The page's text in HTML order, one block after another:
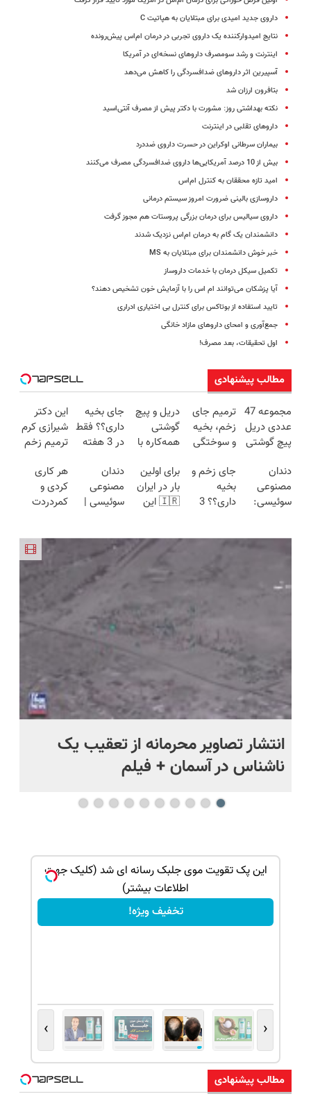
داروی جدید امیدی برای مبتلایان به هپاتیت C
نتایج امیدوارکننده یک داروی تجربی در درمان ام‌اس پیش‌رونده
اینترنت و رشد سومصرف داروهای نسخه‌ای در آمریکا
آسپیرین اثر داروهای ضدافسردگی را کاهش می‌دهد
بتافرون ارزان شد
نکته بهداشتی روز: مشورت با دکتر پیش از مصرف آنتی‌اسید
داروهای تقلبی در اینترنت
بیماران سرطانی اوکراین در حسرت داروی ضددرد
بیش از 10 درصد آمریکایی‌ها داروی ضدافسردگی مصرف می‌کنند
امید تازه محققان به کنترل ام‌اس
داروسازی بالینی ضرورت امروز سیستم درمانی
داروی سیالیس برای درمان بزرگی پروستات هم مجوز گرفت
دانشمندان یک گام به درمان ام‌اس نزدیک شدند
خبر خوش دانشمندان برای مبتلایان به MS
تکمیل سیکل درمان با خدمات داروساز
آیا پزشکان می‌توانند ام اس را با آزمایش خون تشخیص دهند؟
تایید استفاده از بوتاکس برای کنترل بی اختیاری ادراری
جمع‌آوری و امحای داروهای مازاد خانگی
اول تحقیقات، بعد مصرف!
مطالب پیشنهادی
مجموعه 47
عددی دریل
پیچ گوشتی
(تخفیف به
مدت
محدود)
ترمیم جای
زخم، بخیه
و سوختگی
هفته!!😍
دریل و پیچ
گوشتی
همه‌کاره با
هوشمند ⚙️
(نصف
قیمت بازار
جای بخیه
داری؟؟ فقط
در 3 هفته
کن!😍
این دکتر
شیرازی کرم
ترمیم زخم
ساخت!!!
دندان
مصنوعی
سوئیسی:
پرداخت
قسطی
جای زخم و
بخیه
داری؟؟ 3
برای اولین
بار در ایران
🇮🇷 این
23 روزه
ساخت!
دندان
مصنوعی
سوئیسی |
طبیعی!
ویزیت
رایگان+پرداخت
اقساطی😍
هر کاری
کردی و
کمردردت
پرسشنامه و
دریافت راه
انتشار تصاویر محرمانه از تعقیب یک
ناشناس در آسمان + فیلم
این پک تقویت موی جلبک رسانه ای شد (کلیک جهت
اطلاعات بیشتر)
تخفیف ویژه!
‹
›
مطالب پیشنهادی